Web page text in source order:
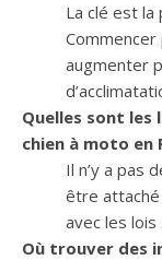
La clé est
augmenter
Quelles sont
chien à moto en
Il n’y a pas
être
avec les
Où trouver des